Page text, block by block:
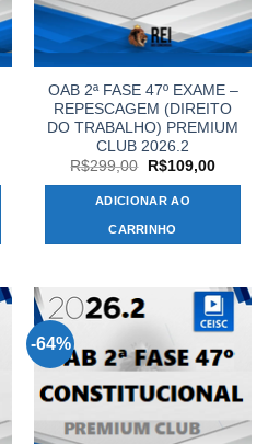
OAB 2ª FASE 47º EXAME –
REPESCAGEM (DIREITO
DO TRABALHO) PREMIUM
CLUB 2026.2
R$299,00
O
original
era:
R$299,00.
R$109,00O
ADICIONAR AO
CARRINHO
-64%